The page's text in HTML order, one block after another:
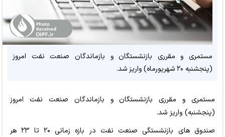
مستمری و مقرری بازنشستگان و بازماندگان صنعت نفت امروز
(پنجشنبه ۲۰ شهریورماه) واریز شد.
مستمری و مقرری بازنشستگان و بازماندگان صنعت نفت امروز
(پنجشنبه) واریز شد.
صندوق های بازنشستگی صنعت نفت در بازه زمانی ۲۰ تا ۲۳ هر